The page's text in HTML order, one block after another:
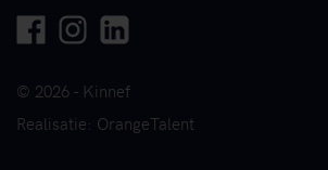
Facebook
InstagramLinkedin
© 2026 - Kinnef
Realisatie: OrangeTalent